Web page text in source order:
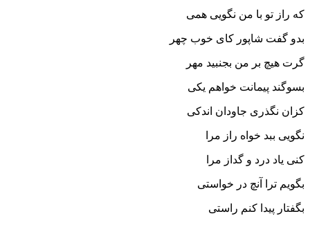
که راز تو با من نگویى همى‏
بدو گفت شاپور کاى خوب چهر
گرت هیچ بر من بجنبید مهر
بسوگند پیمانت خواهم یکى
کزان نگذرى جاودان اندکى‏
نگویى ببد خواه راز مرا
کنى یاد درد و گداز مرا
بگویم ترا آنچ در خواستى
بگفتار پیدا کنم راستى‏